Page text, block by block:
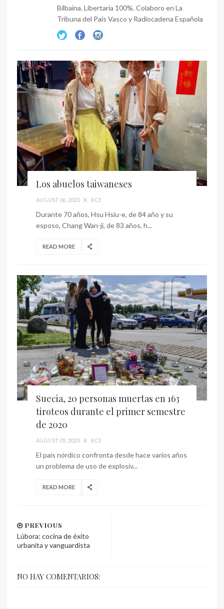
Bilbaína. Libertaria 100%. Colaboro en La
Tribuna del País Vasco y Radiocadena Española
Los abuelos taiwaneses
AUGUST 06, 2020 X RCE
Durante 70 años, Hsu Hsiu-e, de 84 año y su
esposo, Chang Wan-ji, de 83 años, h...
READ MORE
Suecia, 20 personas muertas en 163
tiroteos durante el primer semestre
de 2020
AUGUST 05, 2020 X RCE
El país nórdico confronta desde hace varios años
un problema de uso de explosiv...
READ MORE
PREVIOUS
Lúbora: cocina de éxito
urbanita y vanguardista
NO HAY COMENTARIOS: